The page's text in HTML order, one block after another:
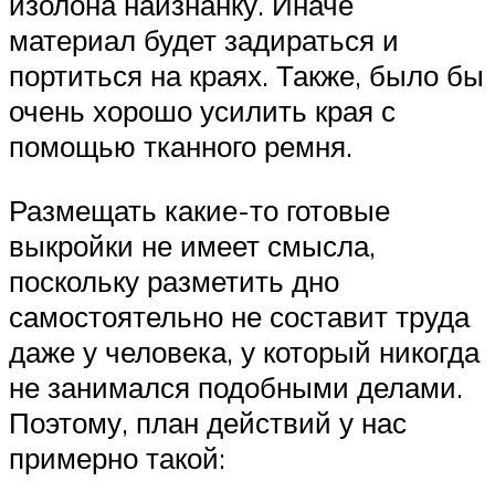
материал будет задираться и
портиться на краях. Также, было бы
очень хорошо усилить края с
помощью тканного ремня.
Размещать какие-то готовые
выкройки не имеет смысла,
поскольку разметить дно
самостоятельно не составит труда
даже у человека, у который никогда
не занимался подобными делами.
Поэтому, план действий у нас
примерно такой: